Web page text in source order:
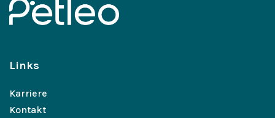
Links
Karriere
Kontakt